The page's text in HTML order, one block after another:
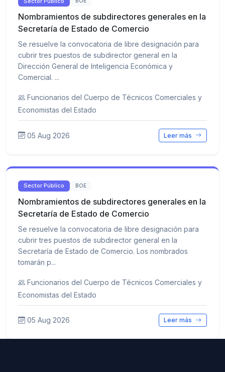
Nombramientos de subdirectores generales en la
Secretaría de Estado de Comercio
Se resuelve la convocatoria de libre designación para
cubrir tres puestos de subdirector general en la
Dirección General de Inteligencia Económica y
Comercial. ...
Funcionarios del Cuerpo de Técnicos Comerciales y
Economistas del Estado
05 Aug 2026 Leer más
Sector Público BOE
Nombramientos de subdirectores generales en la
Secretaría de Estado de Comercio
Se resuelve la convocatoria de libre designación para
cubrir tres puestos de subdirector general en la
Secretaría de Estado de Comercio. Los nombrados
tomarán p...
Funcionarios del Cuerpo de Técnicos Comerciales y
Economistas del Estado
05 Aug 2026 Leer más